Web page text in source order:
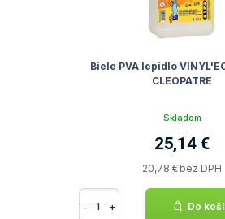
Biele PVA lepidlo
CLEOPATRE
Skladom
25,14 €
20,78 € bez DPH
- + Do